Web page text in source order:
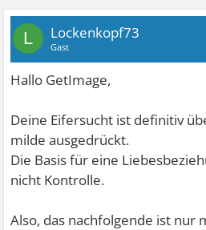
L Lockenkopf73
Gast
Hallo GetImage,
Deine Eifersucht ist definitiv
milde ausgedrückt.
Die Basis für eine
nicht Kontrolle.
Also, das nachfolgende ist nur